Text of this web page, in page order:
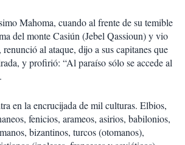
Mahoma, cuando al frente de su temible
del monte Casiún (Jebel Qassioun) y vio
al ataque, dijo a sus capitanes que
y profirió: “Al paraíso sólo se accede al
en la encrucijada de mil culturas. Elbios,
fenicios, arameos, asirios, babilonios,
bizantinos, turcos (otomanos),